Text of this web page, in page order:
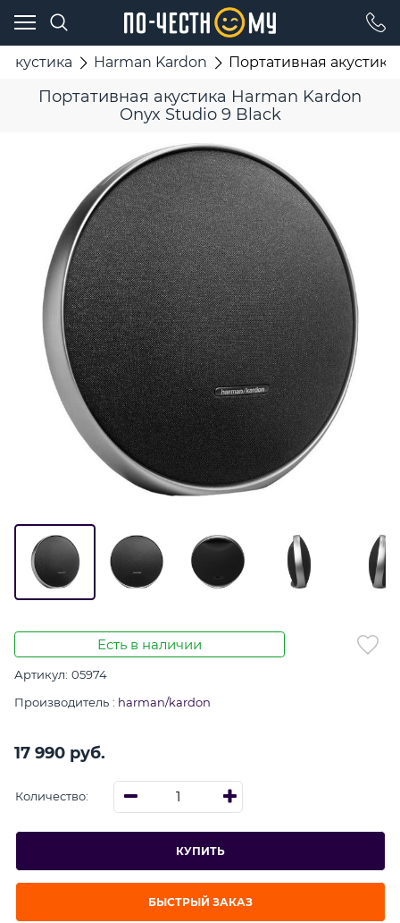
Harman Kardon Портативная
Портативная акустика Harman Kardon
Onyx Studio 9 Black
Есть в наличии
Артикул: 05974
Производитель : harman/kardon
17 990 руб.
Количество:
КУПИТЬ
БЫСТРЫЙ ЗАКАЗ